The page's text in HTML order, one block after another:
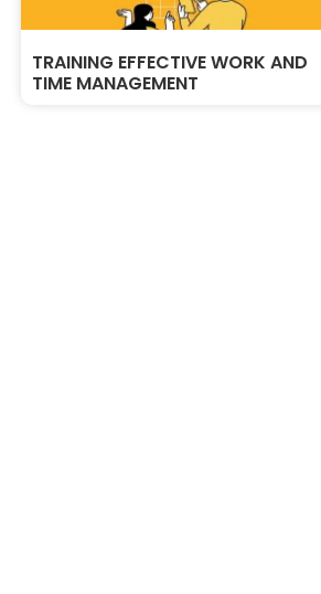
TRAINING EFFECTIVE WORK AND
TIME MANAGEMENT